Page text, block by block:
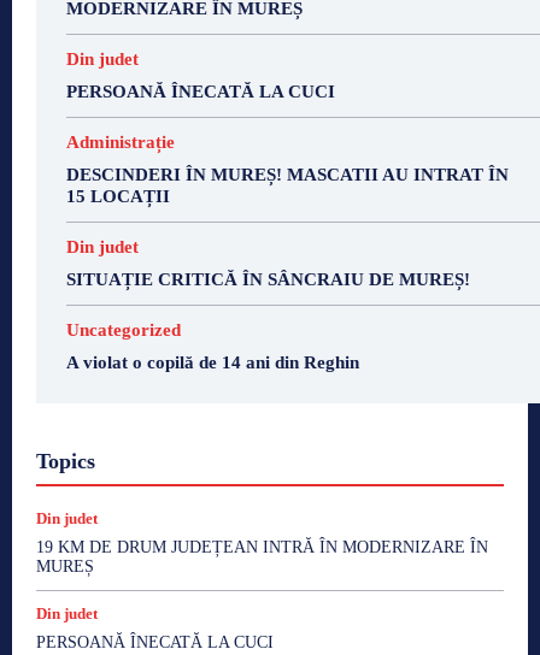
MODERNIZARE ÎN MUREȘ
Din judet
PERSOANĂ ÎNECATĂ LA CUCI
Administrație
DESCINDERI ÎN MUREȘ! MASCATII AU INTRAT ÎN
15 LOCAȚII
Din judet
SITUAȚIE CRITICĂ ÎN SÂNCRAIU DE MUREȘ!
Uncategorized
A violat o copilă de 14 ani din Reghin
Topics
Din judet
19 KM DE DRUM JUDEȚEAN INTRĂ ÎN MODERNIZARE ÎN
MUREȘ
Din judet
PERSOANĂ ÎNECATĂ LA CUCI